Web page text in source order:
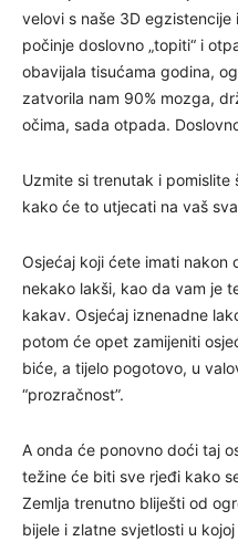
velovi s naše 3D
počinje doslovno „topiti“ i
obavijala tisućama godina,
zatvorila nam 90% mozga,
očima, sada otpada.
Uzmite si trenutak i
kako će to utjecati na vaš
Osjećaj koji ćete imati nakon
nekako lakši, kao da vam je
kakav. Osjećaj iznenadne
potom će opet zamijeniti
biće, a tijelo pogotovo, u
“prozračnost”.
A onda će ponovno doći taj
težine će biti sve rjeđi kako
Zemlja trenutno bliješti od
bijele i zlatne svjetlosti u